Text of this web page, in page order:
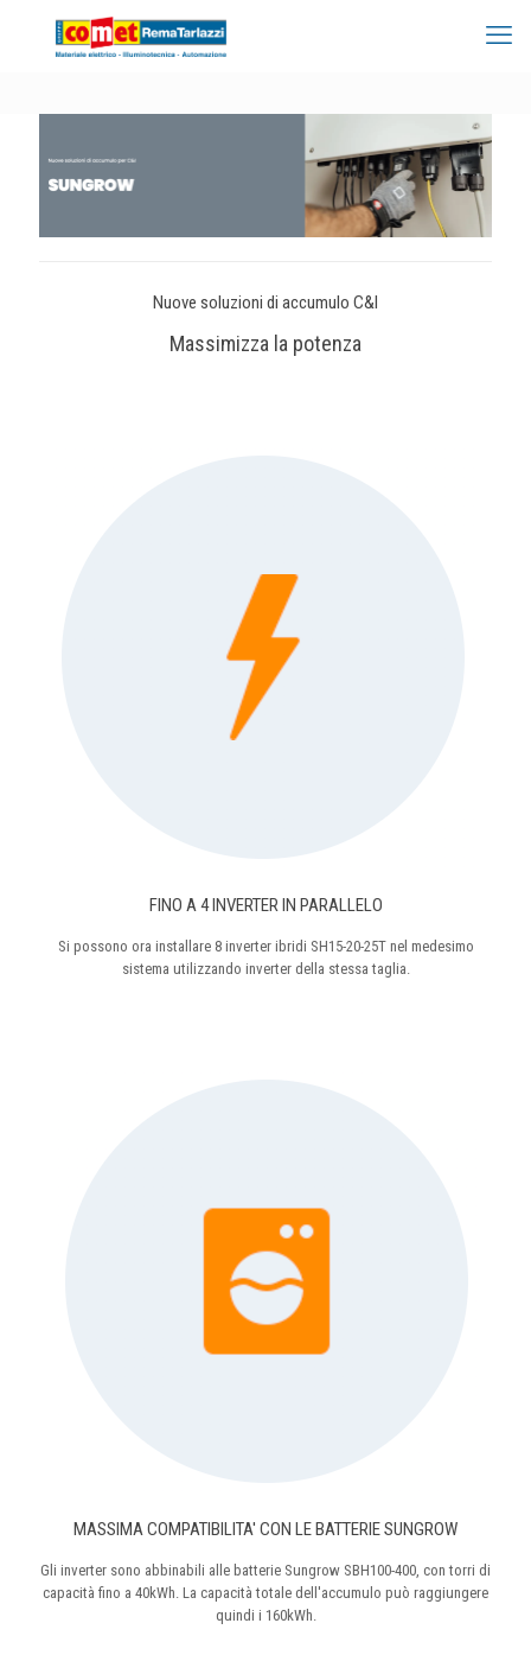
Nuove soluzioni di accumulo C&I
Massimizza la potenza
FINO A 4 INVERTER IN PARALLELO
Si possono ora installare 8 inverter ibridi SH15-20-25T nel medesimo
sistema utilizzando inverter della stessa taglia.
MASSIMA COMPATIBILITA' CON LE BATTERIE SUNGROW
Gli inverter sono abbinabili alle batterie Sungrow SBH100-400, con torri di
capacità fino a 40kWh. La capacità totale dell'accumulo può raggiungere
quindi i 160kWh.